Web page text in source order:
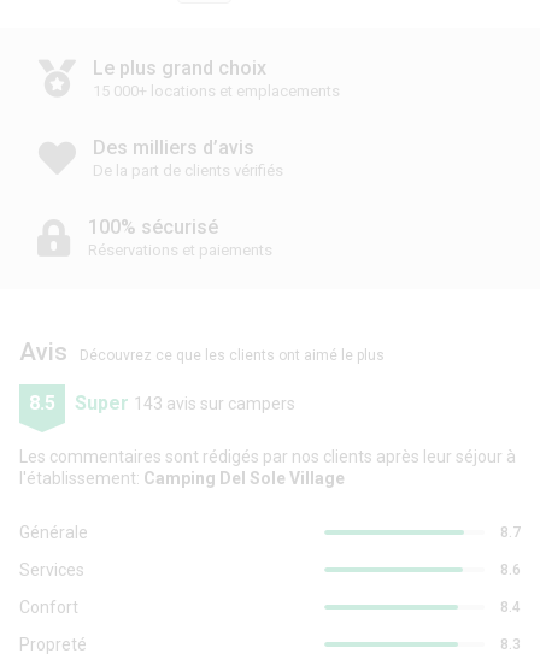
Le plus grand choix
15 000+ locations et emplacements
Des milliers d’avis
De la part de clients vérifiés
100% sécurisé
Réservations et paiements
Avis Découvrez ce que les clients ont aimé le plus
8.5 Super 143 avis sur campers
Les commentaires sont rédigés par nos clients après leur séjour à
l'établissement: Camping Del Sole Village
Générale 8.7
Services 8.6
Confort 8.4
Propreté 8.3